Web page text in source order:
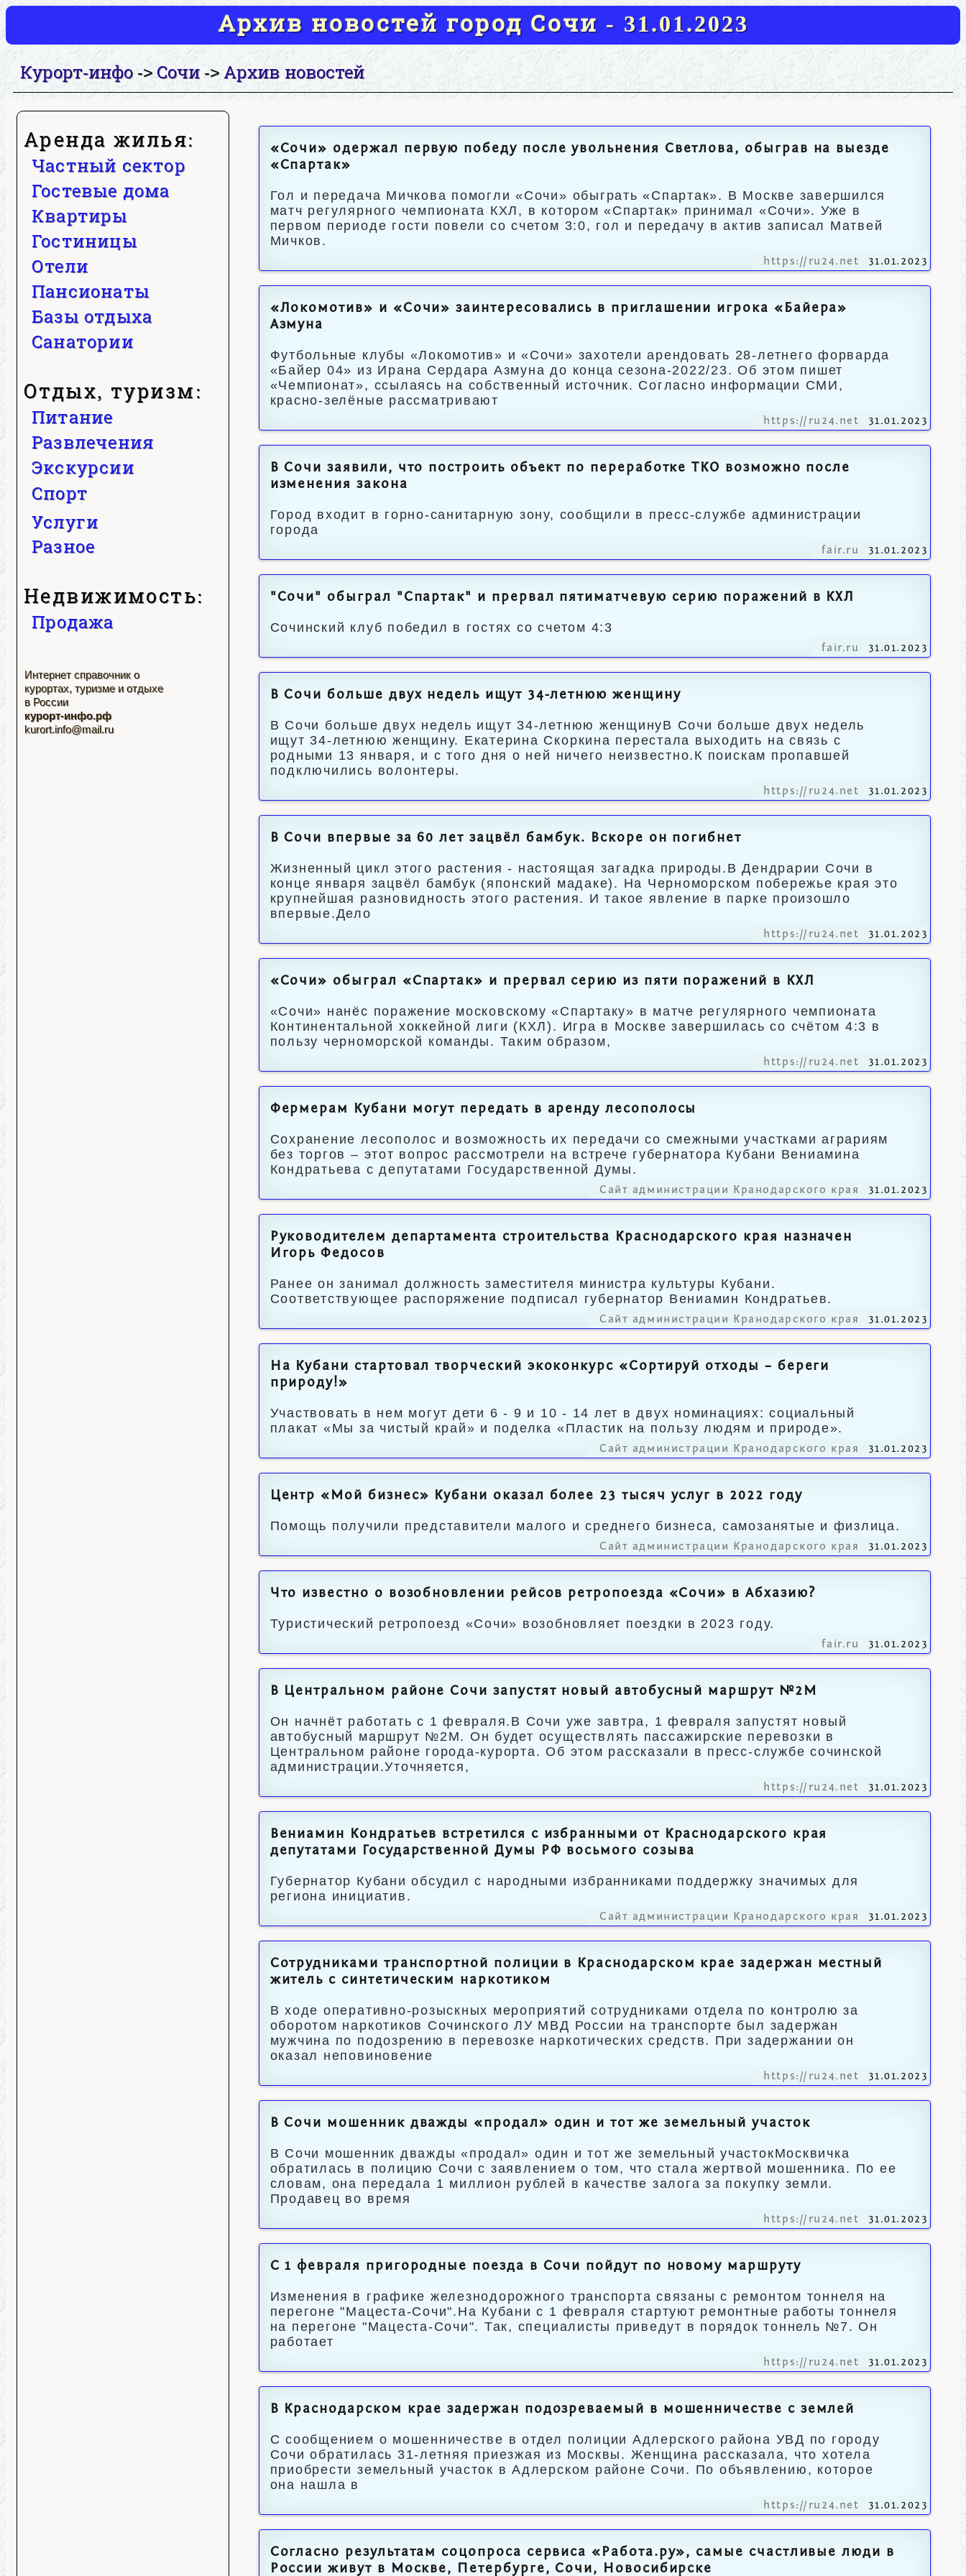
Архив новостей город Сочи - 31.01.2023
Курорт-инфо-> Сочи->Архив новостей
Аренда жилья:
Частный сектор
Гостевые дома
Квартиры
Гостиницы
Отели
Пансионаты
Базы отдыха
Санатории
Отдых, туризм:
Питание
Развлечения
Экскурсии
Спорт
Услуги
Разное
Недвижимость:
Продажа
Интернет справочник о
курортах, туризме и отдыхе
в России
курорт-инфо.рф
kurort.info@mail.ru
«Сочи» одержал первую победу после увольнения Светлова, обыграв на выезде
«Спартак»
Гол и передача Мичкова помогли «Сочи» обыграть «Спартак». В Москве завершился
матч регулярного чемпионата КХЛ, в котором «Спартак» принимал «Сочи». Уже в
первом периоде гости повели со счетом 3:0, гол и передачу в актив записал Матвей
Мичков.
https://ru24.net 31.01.2023
«Локомотив» и «Сочи» заинтересовались в приглашении игрока «Байера»
Азмуна
Футбольные клубы «Локомотив» и «Сочи» захотели арендовать 28-летнего форварда
«Байер 04» из Ирана Сердара Азмуна до конца сезона-2022/23. Об этом пишет
«Чемпионат», ссылаясь на собственный источник. Согласно информации СМИ,
красно-зелёные рассматривают
https://ru24.net 31.01.2023
В Сочи заявили, что построить объект по переработке ТКО возможно после
изменения закона
Город входит в горно-санитарную зону, сообщили в пресс-службе администрации
города
fair.ru 31.01.2023
"Сочи" обыграл "Спартак" и прервал пятиматчевую серию поражений в КХЛ
Сочинский клуб победил в гостях со счетом 4:3
fair.ru 31.01.2023
В Сочи больше двух недель ищут 34-летнюю женщину
В Сочи больше двух недель ищут 34-летнюю женщинуВ Сочи больше двух недель
ищут 34-летнюю женщину. Екатерина Скоркина перестала выходить на связь с
родными 13 января, и с того дня о ней ничего неизвестно.К поискам пропавшей
подключились волонтеры.
https://ru24.net 31.01.2023
В Сочи впервые за 60 лет зацвёл бамбук. Вскоре он погибнет
Жизненный цикл этого растения - настоящая загадка природы.В Дендрарии Сочи в
конце января зацвёл бамбук (японский мадаке). На Черноморском побережье края это
крупнейшая разновидность этого растения. И такое явление в парке произошло
впервые.Дело
https://ru24.net 31.01.2023
«Сочи» обыграл «Спартак» и прервал серию из пяти поражений в КХЛ
«Сочи» нанёс поражение московскому «Спартаку» в матче регулярного чемпионата
Континентальной хоккейной лиги (КХЛ). Игра в Москве завершилась со счётом 4:3 в
пользу черноморской команды. Таким образом,
https://ru24.net 31.01.2023
Фермерам Кубани могут передать в аренду лесополосы
Сохранение лесополос и возможность их передачи со смежными участками аграриям
без торгов – этот вопрос рассмотрели на встрече губернатора Кубани Вениамина
Кондратьева с депутатами Государственной Думы.
Сайт администрации Кранодарского края 31.01.2023
Руководителем департамента строительства Краснодарского края назначен
Игорь Федосов
Ранее он занимал должность заместителя министра культуры Кубани.
Соответствующее распоряжение подписал губернатор Вениамин Кондратьев.
Сайт администрации Кранодарского края 31.01.2023
На Кубани стартовал творческий экоконкурс «Сортируй отходы – береги
природу!»
Участвовать в нем могут дети 6 - 9 и 10 - 14 лет в двух номинациях: социальный
плакат «Мы за чистый край» и поделка «Пластик на пользу людям и природе».
Сайт администрации Кранодарского края 31.01.2023
Центр «Мой бизнес» Кубани оказал более 23 тысяч услуг в 2022 году
Помощь получили представители малого и среднего бизнеса, самозанятые и физлица.
Сайт администрации Кранодарского края 31.01.2023
Что известно о возобновлении рейсов ретропоезда «Сочи» в Абхазию?
Туристический ретропоезд «Сочи» возобновляет поездки в 2023 году.
fair.ru 31.01.2023
В Центральном районе Сочи запустят новый автобусный маршрут №2М
Он начнёт работать с 1 февраля.В Сочи уже завтра, 1 февраля запустят новый
автобусный маршрут №2М. Он будет осуществлять пассажирские перевозки в
Центральном районе города-курорта. Об этом рассказали в пресс-службе сочинской
администрации.Уточняется,
https://ru24.net 31.01.2023
Вениамин Кондратьев встретился с избранными от Краснодарского края
депутатами Государственной Думы РФ восьмого созыва
Губернатор Кубани обсудил с народными избранниками поддержку значимых для
региона инициатив.
Сайт администрации Кранодарского края 31.01.2023
Сотрудниками транспортной полиции в Краснодарском крае задержан местный
житель с синтетическим наркотиком
В ходе оперативно-розыскных мероприятий сотрудниками отдела по контролю за
оборотом наркотиков Сочинского ЛУ МВД России на транспорте был задержан
мужчина по подозрению в перевозке наркотических средств. При задержании он
оказал неповиновение
https://ru24.net 31.01.2023
В Сочи мошенник дважды «продал» один и тот же земельный участок
В Сочи мошенник дважды «продал» один и тот же земельный участокМосквичка
обратилась в полицию Сочи с заявлением о том, что стала жертвой мошенника. По ее
словам, она передала 1 миллион рублей в качестве залога за покупку земли.
Продавец во время
https://ru24.net 31.01.2023
С 1 февраля пригородные поезда в Сочи пойдут по новому маршруту
Изменения в графике железнодорожного транспорта связаны с ремонтом тоннеля на
перегоне "Мацеста-Сочи".На Кубани с 1 февраля стартуют ремонтные работы тоннеля
на перегоне "Мацеста-Сочи". Так, специалисты приведут в порядок тоннель №7. Он
работает
https://ru24.net 31.01.2023
В Краснодарском крае задержан подозреваемый в мошенничестве с землей
С сообщением о мошенничестве в отдел полиции Адлерского района УВД по городу
Сочи обратилась 31-летняя приезжая из Москвы. Женщина рассказала, что хотела
приобрести земельный участок в Адлерском районе Сочи. По объявлению, которое
она нашла в
https://ru24.net 31.01.2023
Согласно результатам соцопроса сервиса «Работа.ру», самые счастливые люди в
России живут в Москве, Петербурге, Сочи, Новосибирске